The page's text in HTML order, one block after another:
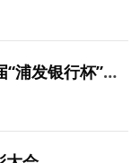
公司羽毛球队斩获理工科技园第二届“浦发银行杯”冠军